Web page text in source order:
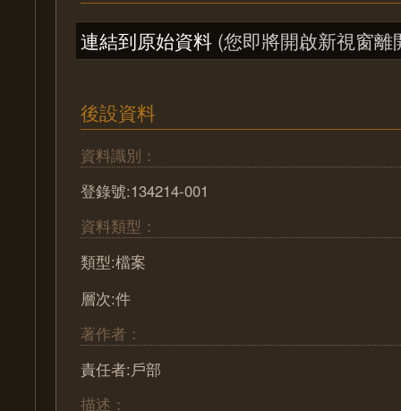
連結到原始資料 (您即將開啟新視窗離
後設資料
資料識別：
登錄號:134214-001
資料類型：
類型:檔案
層次:件
著作者：
責任者:戶部
描述：